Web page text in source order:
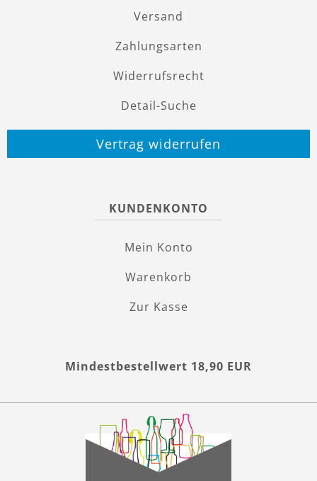
Versand
Zahlungsarten
Widerrufsrecht
Detail-Suche
Vertrag widerrufen
KUNDENKONTO
Mein Konto
Warenkorb
Zur Kasse
Mindestbestellwert 18,90 EUR